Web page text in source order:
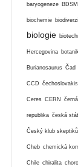
baryogeneze BDSM
biochemie
biologie
Hercegovina
Burianosaurus Čad
CCD
Ceres CERN
republika česká
Český klub skeptiků
Cheb chemická
Chile chiralita